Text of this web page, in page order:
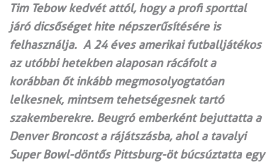
Tim Tebow kedvét attól, hogy a profi sporttal
járó dicsőséget hite népszerűsítésére is
felhasználja. A 24 éves amerikai futballjátékos
az utóbbi hetekben alaposan rácáfolt a
korábban őt inkább megmosolyogtatóan
lelkesnek, mintsem tehetségesnek tartó
szakemberekre. Beugró emberként bejuttatta a
Denver Broncost a rájátszásba, ahol a tavalyi
Super Bowl-döntős Pittsburg-öt búcsúztatta egy